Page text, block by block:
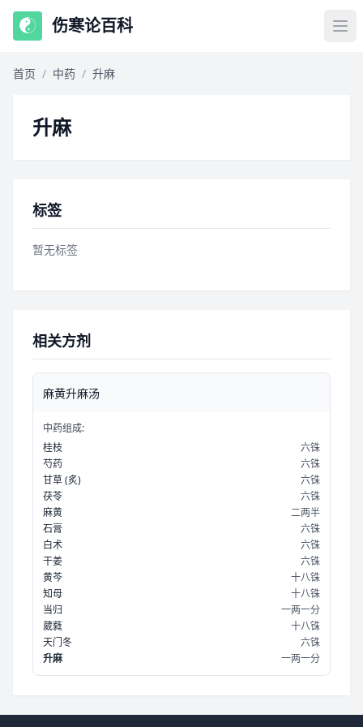
伤寒论百科
首页 / 中药 / 升麻
升麻
标签
暂无标签
相关方剂
麻黄升麻汤
中药组成:
桂枝
六铢
芍药
六铢
甘草(炙)
六铢
茯苓
六铢
麻黄
二两半
石膏
六铢
白术
六铢
干姜
六铢
黄芩
十八铢
知母
十八铢
当归
一两一分
葳蕤
十八铢
天门冬
六铢
升麻
一两一分